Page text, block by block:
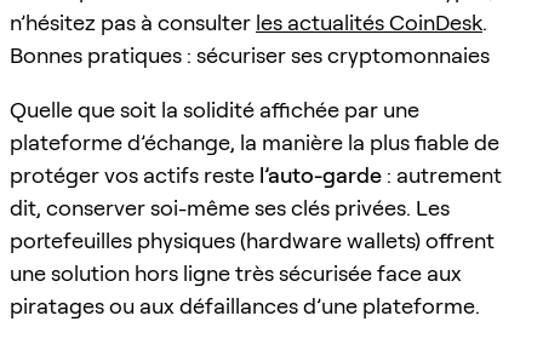
n’hésitez pas à consulter les actualités CoinDesk.
Bonnes pratiques : sécuriser ses cryptomonnaies
Quelle que soit la solidité affichée par une
plateforme d’échange, la manière la plus fiable de
protéger vos actifs reste l’auto-garde : autrement
dit, conserver soi-même ses clés privées. Les
portefeuilles physiques (hardware wallets) offrent
une solution hors ligne très sécurisée face aux
piratages ou aux défaillances d’une plateforme.